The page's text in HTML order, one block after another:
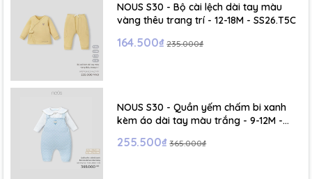
NOUS S30 - Bộ cài lệch dài tay màu
vàng thêu trang trí - 12-18M - SS26.T5C
164.500₫ 235.000₫
NOUS S30 - Quần yếm chấm bi xanh
kèm áo dài tay màu trắng - 9-12M -
255.500₫ 365.000₫